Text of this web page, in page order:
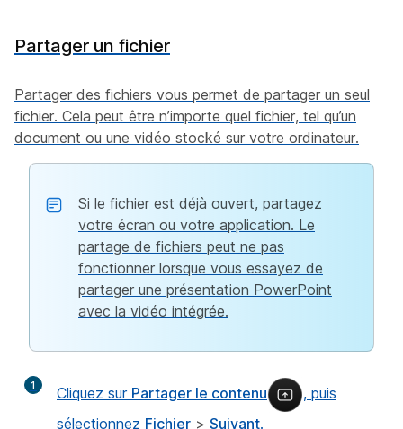
Partager un fichier
Partager des fichiers vous permet de partager un seul
fichier. Cela peut être n’importe quel fichier, tel qu’un
document ou une vidéo stocké sur votre ordinateur.
Si le fichier est déjà ouvert, partagez
votre écran ou votre application. Le
partage de fichiers peut ne pas
fonctionner lorsque vous essayez de
partager une présentation PowerPoint
avec la vidéo intégrée.
1 Cliquez sur Partager le contenu
, puis
sélectionnez Fichier > Suivant.